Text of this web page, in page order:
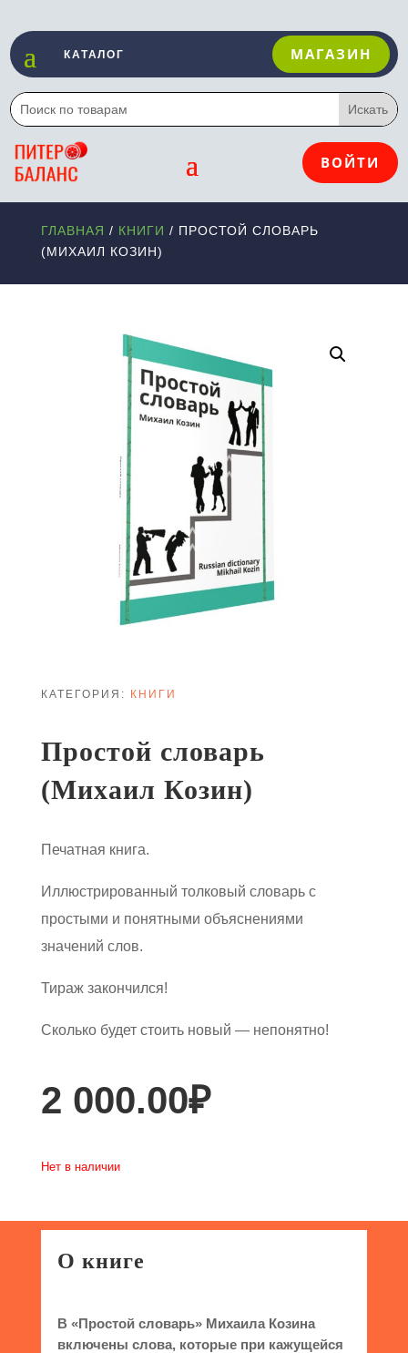
МАГАЗИН
ВОЙТИ
ГЛАВНАЯ / КНИГИ / ПРОСТОЙ СЛОВАРЬ
(МИХАИЛ КОЗИН)
КАТЕГОРИЯ: КНИГИ
Простой словарь
(Михаил Козин)
Печатная книга.
Иллюстрированный толковый словарь с
простыми и понятными объяснениями
значений слов.
Тираж закончился!
Сколько будет стоить новый — непонятно!
2 000.00₽
Нет в наличии
О книге
В «Простой словарь» Михаила Козина
включены слова, которые при кажущейся